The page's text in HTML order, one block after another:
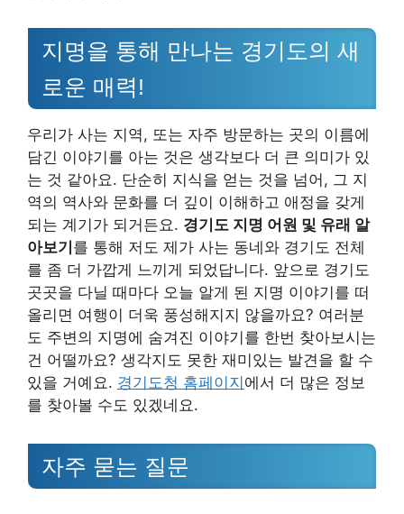
지명을 통해 만나는 경기도의 새
로운 매력!
우리가 사는 지역, 또는 자주 방문하는 곳의 이름에
담긴 이야기를 아는 것은 생각보다 더 큰 의미가 있
는 것 같아요. 단순히 지식을 얻는 것을 넘어, 그 지
역의 역사와 문화를 더 깊이 이해하고 애정을 갖게
되는 계기가 되거든요. 경기도 지명 어원 및 유래 알
아보기 를 통해 저도 제가 사는 동네와 경기도 전체
를 좀 더 가깝게 느끼게 되었답니다. 앞으로 경기도
곳곳을 다닐 때마다 오늘 알게 된 지명 이야기를 떠
올리면 여행이 더욱 풍성해지지 않을까요? 여러분
도 주변의 지명에 숨겨진 이야기를 한번 찾아보시는
건 어떨까요? 생각지도 못한 재미있는 발견을 할 수
있을 거예요. 경기도청 홈페이지 에서 더 많은 정보
를 찾아볼 수도 있겠네요.
자주 묻는 질문